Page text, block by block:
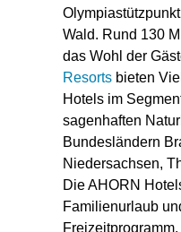
Wald. Rund 130
das Wohl der
Resorts bieten
Hotels im
sagenhaften
Bundesländern
Niedersachsen,
Die AHORN
Familienurlaub